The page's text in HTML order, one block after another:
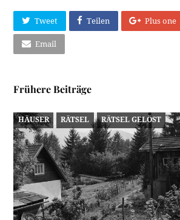
Tweet Teilen Plus one
Email
Frühere Beiträge
HÄUSER RÄTSEL RÄTSEL GELÖST